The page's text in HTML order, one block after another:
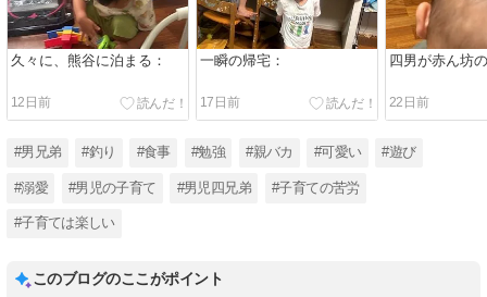
久々に、熊谷に泊まる：
12日前
一瞬の帰宅：
17日前
四男が赤ん坊
22日前
#男兄弟 #釣り #食事 #勉強 #親バカ #可愛い #遊び
#溺愛 #男児の子育て #男児四兄弟 #子育ての苦労
#子育ては楽しい
このブログのここがポイント